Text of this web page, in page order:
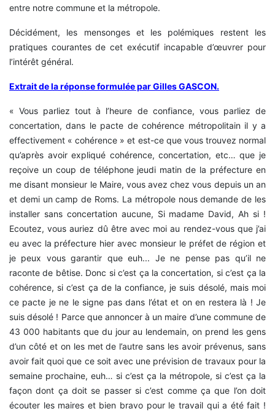
entre notre commune et la métropole.
Décidément, les mensonges et les polémiques restent les
pratiques courantes de cet exécutif incapable d’œuvrer pour
l’intérêt général.
Extrait de la réponse formulée par Gilles GASCON.
« Vous parliez tout à l’heure de confiance, vous parliez de
concertation, dans le pacte de cohérence métropolitain il y a
effectivement « cohérence » et est-ce que vous trouvez normal
qu’après avoir expliqué cohérence, concertation, etc… que je
reçoive un coup de téléphone jeudi matin de la préfecture en
me disant monsieur le Maire, vous avez chez vous depuis un an
et demi un camp de Roms. La métropole nous demande de les
installer sans concertation aucune, Si madame David, Ah si !
Ecoutez, vous auriez dû être avec moi au rendez-vous que j’ai
eu avec la préfecture hier avec monsieur le préfet de région et
je peux vous garantir que euh... Je ne pense pas qu’il ne
raconte de bêtise. Donc si c’est ça la concertation, si c’est ça la
cohérence, si c’est ça de la confiance, je suis désolé, mais moi
ce pacte je ne le signe pas dans l’état et on en restera là ! Je
suis désolé ! Parce que annoncer à un maire d’une commune de
43 000 habitants que du jour au lendemain, on prend les gens
d’un côté et on les met de l’autre sans les avoir prévenus, sans
avoir fait quoi que ce soit avec une prévision de travaux pour la
semaine prochaine, euh… si c’est ça la métropole, si c’est ça la
façon dont ça doit se passer si c’est comme ça que l’on doit
écouter les maires et bien bravo pour le travail qui a été fait !